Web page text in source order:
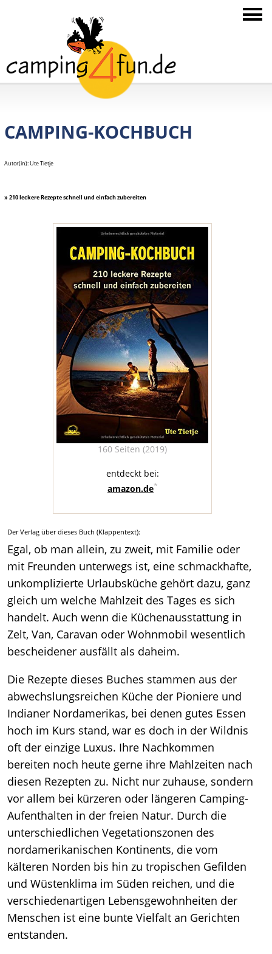
CAMPING-KOCHBUCH
Autor(in): Ute Tietje
» 210 leckere Rezepte schnell und einfach zubereiten
160 Seiten (2019)
entdeckt bei:
amazon.de*
Der Verlag über dieses Buch (Klappentext):
Egal, ob man allein, zu zweit, mit Familie oder
mit Freunden unterwegs ist, eine schmackhafte,
unkomplizierte Urlaubsküche gehört dazu, ganz
gleich um welche Mahlzeit des Tages es sich
handelt. Auch wenn die Küchenausstattung in
Zelt, Van, Caravan oder Wohnmobil wesentlich
bescheidener ausfällt als daheim.
Die Rezepte dieses Buches stammen aus der
abwechslungsreichen Küche der Pioniere und
Indianer Nordamerikas, bei denen gutes Essen
hoch im Kurs stand, war es doch in der Wildnis
oft der einzige Luxus. Ihre Nachkommen
bereiten noch heute gerne ihre Mahlzeiten nach
diesen Rezepten zu. Nicht nur zuhause, sondern
vor allem bei kürzeren oder längeren Camping-
Aufenthalten in der freien Natur. Durch die
unterschiedlichen Vegetationszonen des
nordamerikanischen Kontinents, die vom
kälteren Norden bis hin zu tropischen Gefilden
und Wüstenklima im Süden reichen, und die
verschiedenartigen Lebensgewohnheiten der
Menschen ist eine bunte Vielfalt an Gerichten
entstanden.